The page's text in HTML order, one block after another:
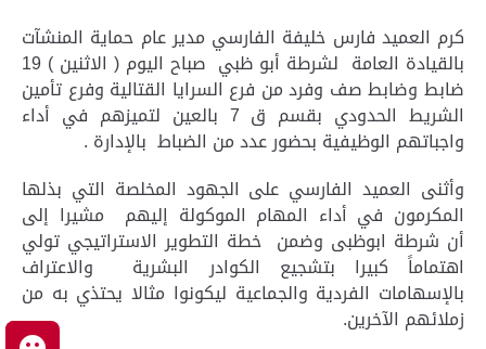
كرم العميد فارس خليفة الفارسي مدير عام حماية المنشآت
بالقيادة العامة لشرطة أبو ظبي صباح اليوم ( الاثنين ) 19
ضابط وضابط صف وفرد من فرع السرايا القتالية وفرع تأمين
الشريط الحدودي بقسم ق 7 بالعين لتميزهم في أداء
واجباتهم الوظيفية بحضور عدد من الضباط بالإدارة .
وأثنى العميد الفارسي على الجهود المخلصة التي بذلها
المكرمون في أداء المهام الموكولة إليهم مشيرا إلى
أن شرطة ابوظبى وضمن خطة التطوير الاستراتيجي تولي
اهتماماً كبيرا بتشجيع الكوادر البشرية والاعتراف
بالإسهامات الفردية والجماعية ليكونوا مثالا يحتذي به من
زملائهم الآخرين.